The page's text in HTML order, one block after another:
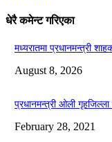
धेरै कमेन्ट गरिएका
मध्यरातमा प्रधानमन्त्री
August 8, 2026
प्रधानमन्त्री ओली गृहजिल्ला
February 28, 2021